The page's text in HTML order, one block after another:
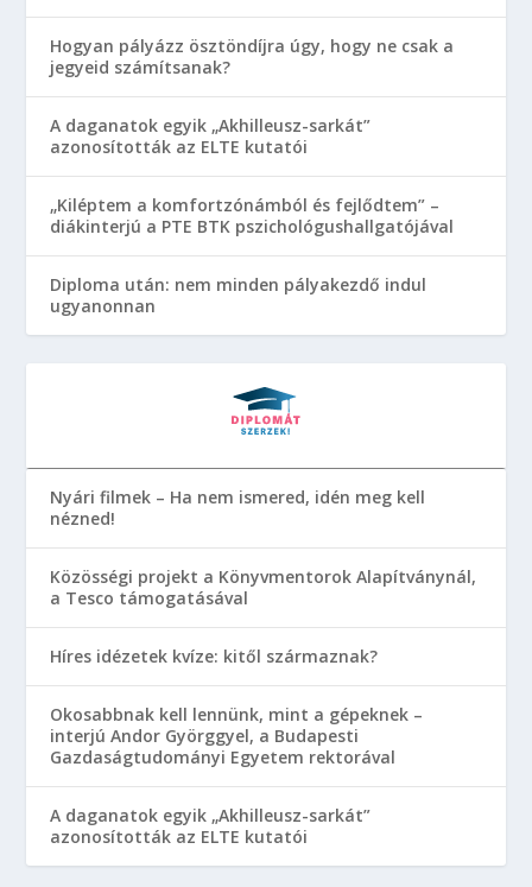
Hogyan pályázz ösztöndíjra úgy, hogy ne csak a
jegyeid számítsanak?
A daganatok egyik „Akhilleusz-sarkát”
azonosították az ELTE kutatói
„Kiléptem a komfortzónámból és fejlődtem” –
diákinterjú a PTE BTK pszichológushallgatójával
Diploma után: nem minden pályakezdő indul
ugyanonnan
Nyári filmek – Ha nem ismered, idén meg kell
nézned!
Közösségi projekt a Könyvmentorok Alapítványnál,
a Tesco támogatásával
Híres idézetek kvíze: kitől származnak?
Okosabbnak kell lennünk, mint a gépeknek –
interjú Andor Györggyel, a Budapesti
Gazdaságtudományi Egyetem rektorával
A daganatok egyik „Akhilleusz-sarkát”
azonosították az ELTE kutatói